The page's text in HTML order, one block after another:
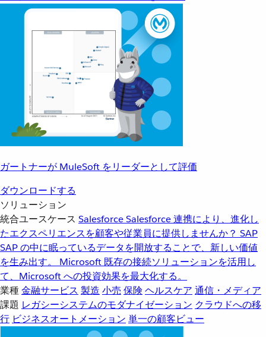
ガートナーが MuleSoft をリーダーとして評価
ダウンロードする
ソリューション
統合ユースケース SalesforceSalesforce 連携により、進化し
たエクスペリエンスを顧客や従業員に提供しませんか？ SAP
SAP の中に眠っているデータを開放することで、新しい価値
を生み出す。
Microsoft 既存の接続ソリューションを活用し
て、Microsoft への投資効果を最大化する。
業種金融サービス 製造 小売 保険 ヘルスケア 通信・メディア
課題 レガシーシステムのモダナイゼーション クラウドへの移
行 ビジネスオートメーション 単一の顧客ビュー